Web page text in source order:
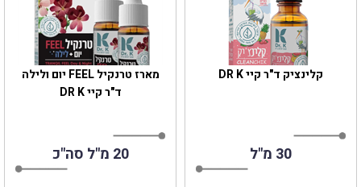
‎מארז טרנקיל FEEL יום ולילה
ד"ר קיי DR K
20 מ"ל סה"כ
קלינציק ד"ר קיי DR K
30 מ"ל